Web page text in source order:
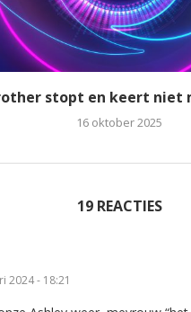
stopt en keert niet
16 oktober 2025
19 REACTIES
2024 - 18:21